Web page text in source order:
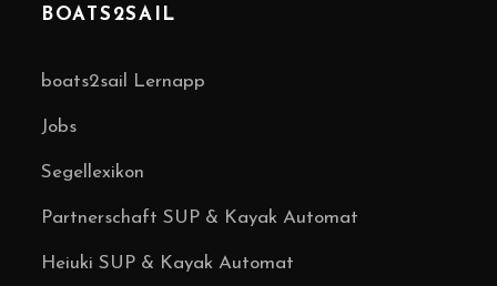
BOATS2SAIL
boats2sail Lernapp
Jobs
Segellexikon
Partnerschaft SUP & Kayak Automat
Heiuki SUP & Kayak Automat